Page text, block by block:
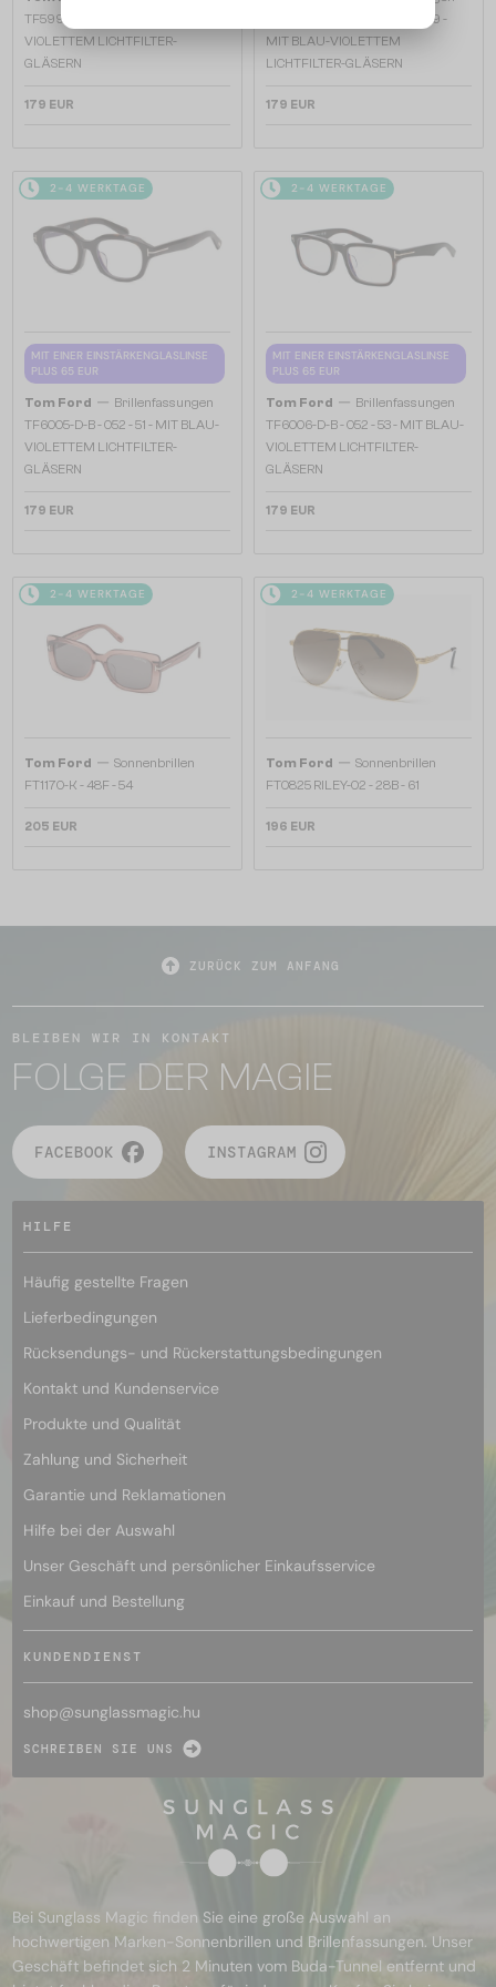
TF5999-K-B - 053 - 49 - MIT BLAU-
VIOLETTEM LICHTFILTER-
GLÄSERN
179 EUR
TF5999-K-B ECO 49 - 047 - 49 -
MIT BLAU-VIOLETTEM
LICHTFILTER-GLÄSERN
179 EUR
2-4 WERKTAGE
MIT EINER EINSTÄRKENGLASLINSE
PLUS 65 EUR
Tom Ford — Brillenfassungen
TF6005-D-B - 052 - 51 - MIT BLAU-
VIOLETTEM LICHTFILTER-
GLÄSERN
179 EUR
2-4 WERKTAGE
MIT EINER EINSTÄRKENGLASLINSE
PLUS 65 EUR
Tom Ford — Brillenfassungen
TF6006-D-B - 052 - 53 - MIT BLAU-
VIOLETTEM LICHTFILTER-
GLÄSERN
179 EUR
2-4 WERKTAGE
Tom Ford — Sonnenbrillen
FT1170-K - 48F - 54
205 EUR
2-4 WERKTAGE
Tom Ford — Sonnenbrillen
FT0825 RILEY-02 - 28B - 61
196 EUR
ZURÜCK ZUM ANFANG
BLEIBEN WIR IN KONTAKT
FOLGE DER MAGIE
FACEBOOK INSTAGRAM
HILFE
Häufig gestellte Fragen
Lieferbedingungen
Rücksendungs- und Rückerstattungsbedingungen
Kontakt und Kundenservice
Produkte und Qualität
Zahlung und Sicherheit
Garantie und Reklamationen
Hilfe bei der Auswahl
Unser Geschäft und persönlicher Einkaufsservice
Einkauf und Bestellung
KUNDENDIENST
shop@sunglassmagic.hu
SCHREIBEN SIE UNS
Bei Sunglass Magic finden Sie eine große Auswahl an
hochwertigen Marken-Sonnenbrillen und Brillenfassungen. Unser
Geschäft befindet sich 2 Minuten vom Buda-Tunnel entfernt und